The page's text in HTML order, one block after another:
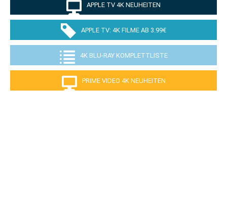
APPLE TV 4K NEUHEITEN
APPLE TV: 4K FILME AB 3.99€
4K BLU-RAY KOMPLETTLISTE
PRIME VIDEO 4K NEUHEITEN